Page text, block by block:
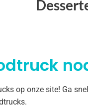
op onze site! Ga